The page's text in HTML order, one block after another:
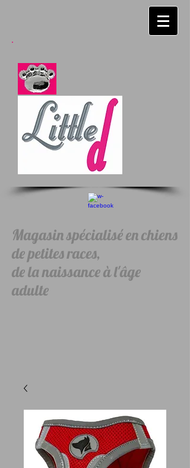
Magasin spécialisé en chiens
de petites races,
de la naissance à l'âge
adulte